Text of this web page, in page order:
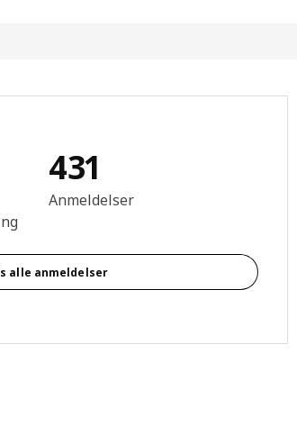
4.4 ingen kundevurdering 5 stjerner. Totalt antall
431
Anmeldelser
alle anmeldelser